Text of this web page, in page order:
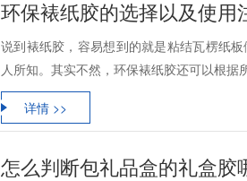
环保裱纸胶的选择以及使用
说到裱纸胶，容易想到的就是粘结瓦楞纸
人所知。其实不然，环保裱纸胶还可以根
详情 >>
怎么判断包礼品盒的礼盒